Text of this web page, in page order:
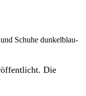
Schuhe dunkelblau-
Die